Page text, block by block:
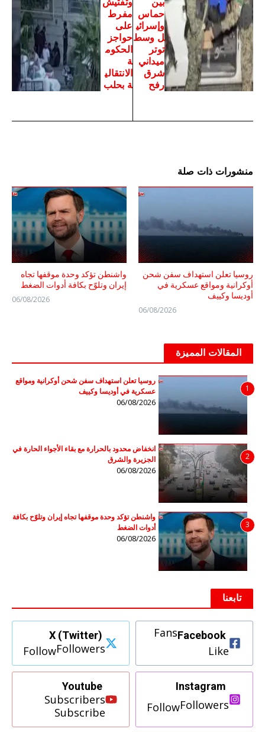
حماس
وإسرائي
ل وسط
توتر
ميداني
شرق
رفح
مفرط
على
حواجز
الحكوم
ة
الانتقالي
ة بحلب
منشورات ذات صلة
روسيا تعلن استهداف سفن شحن
أوكرانية ومواقع عسكرية في
أوديسا وكييف
06/08/2026
واشنطن تؤكد وحدة موقفها تجاه
إيران وتلوّح بكافة أدوات الضغط
06/08/2026
المقالات المميزة
1
روسيا تعلن استهداف سفن شحن أوكرانية ومواقع
عسكرية في أوديسا وكييف
06/08/2026
2
انخفاض محدود بالحرارة مع بقاء الأجواء الحارة في
الجزيرة والشرق
06/08/2026
3
واشنطن تؤكد وحدة موقفها تجاه إيران وتلوّح بكافة
أدوات الضغط
06/08/2026
تابعنا
Facebook
Fans
Like
X (Twitter)
Followers
Follow
Instagram
Followers
Follow
Youtube
Subscribers
Subscribe